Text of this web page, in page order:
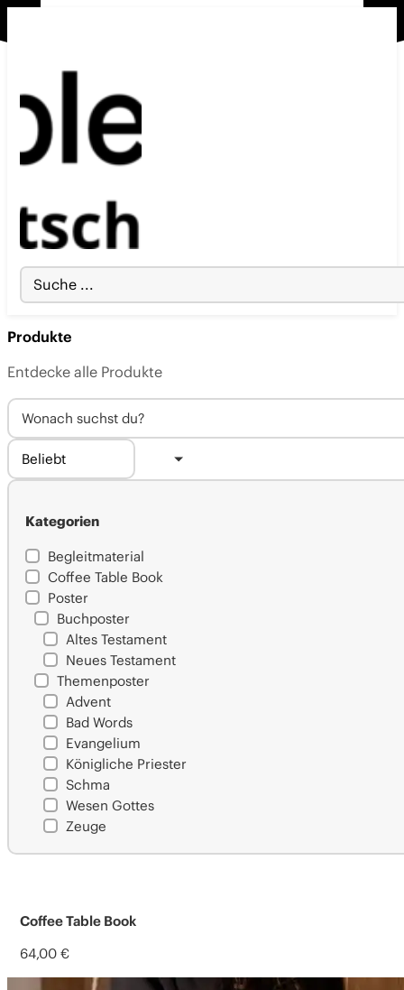
Search
...
Produkte
Entdecke alle Produkte
Kategorien
Begleitmaterial
Coffee Table Book
Poster
Buchposter
Altes Testament
Neues Testament
Themenposter
Advent
Bad Words
Evangelium
Königliche Priester
Schma
Wesen Gottes
Zeuge
Coffee Table Book
64,00 €